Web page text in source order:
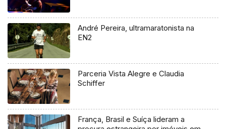
André Pereira, ultramaratonista na
EN2
Parceria Vista Alegre e Claudia
Schiffer
França, Brasil e Suíça lideram a